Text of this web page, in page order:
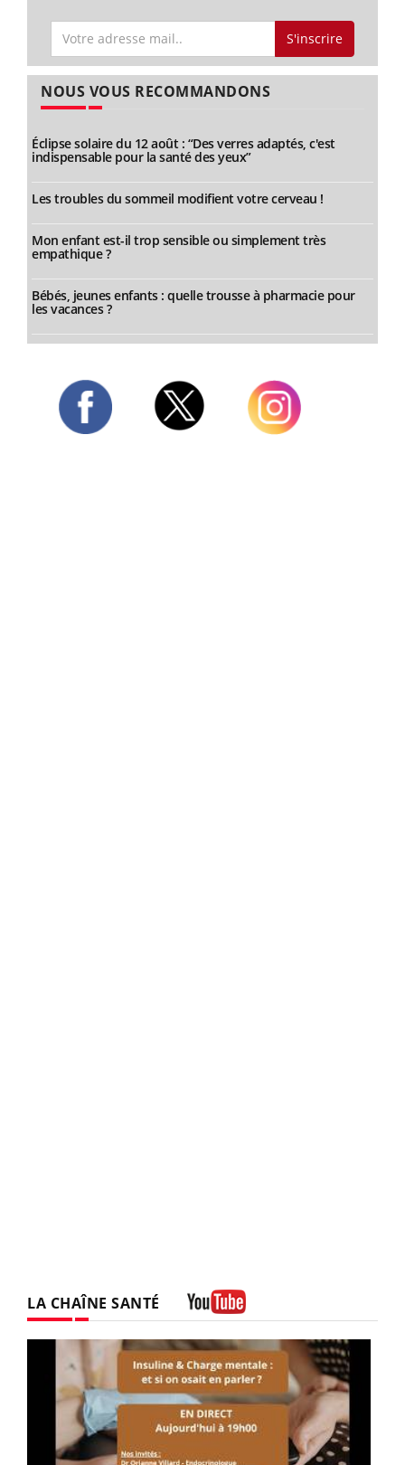
S'inscrire
NOUS VOUS RECOMMANDONS
Éclipse solaire du 12 août : “Des verres adaptés, c'est
indispensable pour la santé des yeux”
Les troubles du sommeil modifient votre cerveau !
Mon enfant est-il trop sensible ou simplement très
empathique ?
Bébés, jeunes enfants : quelle trousse à pharmacie pour
les vacances ?
LA CHAÎNE SANTÉ